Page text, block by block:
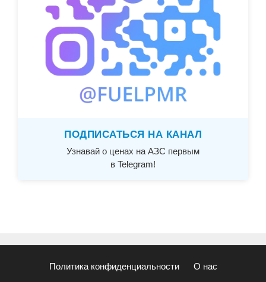
ПОДПИСАТЬСЯ НА КАНАЛ
Узнавай о ценах на АЗС первым
в Telegram!
Политика конфиденциальности О нас